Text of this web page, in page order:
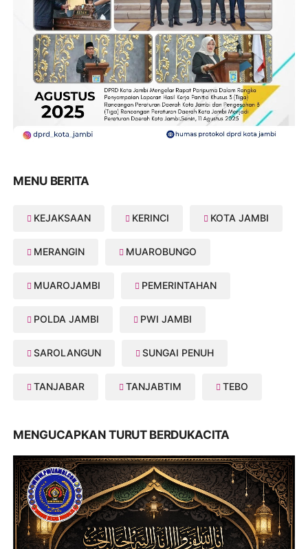
MENU BERITA
KEJAKSAAN KERINCI KOTA JAMBI
MERANGIN MUAROBUNGO
MUAROJAMBI PEMERINTAHAN
POLDA JAMBI PWI JAMBI
SAROLANGUN SUNGAI PENUH
TANJABAR TANJABTIM TEBO
MENGUCAPKAN TURUT BERDUKACITA